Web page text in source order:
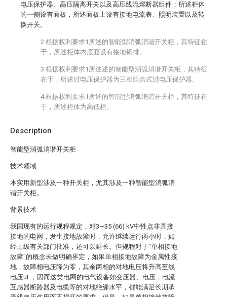
Description
智能型消弧消谐开关柜
技术领域
本实用新型涉及一种开关柜，尤其涉及一种智能型消弧消
谐开关柜。
背景技术
我国现有的运行规程规定，对3—35 (66) kV中性点非直接
接地的电网，发生接地故障时，允许继续运行两小时，如
经上级有关部门批准，还可以延长。但规程对于"单相接地
故障"的概念未做明确界定，如果单相接地故障为金属性接
地，故障相电压降为零，其余两相的对地电压将升高至线
电压uL，因而这类电网的电气设备如变压器、电压，电流
互感器断路器及电缆等的对地绝缘水平，都能满足长期承
电压保护器、高压隔离开关以及高压线流熔断器组件；所述柜体
的一侧设有面板，所述面板上设有接地电流表、照明装置以及转
换开关。
2.根据权利要求1所述的智能型消弧消谐开关柜，其特征在
于，所述柜体内底面设有接地铜排。
3.根据权利要求1所述述的智能型消弧消谐开关柜，其特征
在于，所述过电压保护器为三相组合式过电压保护器。
4.根据权利要求1所述的智能型消弧消谐开关柜，其特征在
于，所述柜体为高低柜。